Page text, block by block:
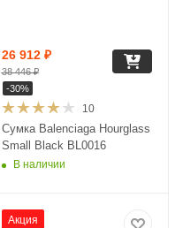
10
Сумка Balenciaga Hourglass
Small Black BL0016
В наличии
26 912₽
38 446₽
-30%
Акция